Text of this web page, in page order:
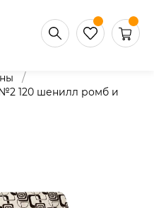
/
120 шенилл ромб и